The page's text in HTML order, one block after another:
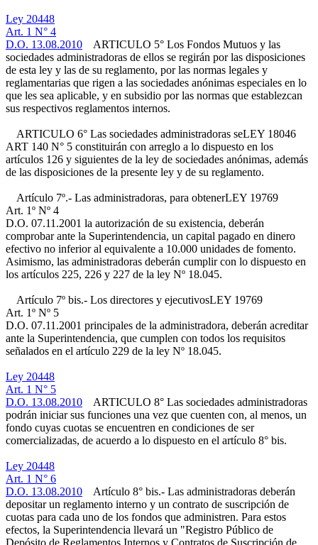
Ley 20448
Art. 1 N° 4
D.O. 13.08.2010 ARTICULO 5° Los Fondos Mutuos y las
sociedades administradoras de ellos se regirán por las disposiciones
de esta ley y las de su reglamento, por las normas legales y
reglamentarias que rigen a las sociedades anónimas especiales en lo
que les sea aplicable, y en subsidio por las normas que establezcan
sus respectivos reglamentos internos.
ARTICULO 6° Las sociedades administradoras seLEY 18046
ART 140 N° 5 constituirán con arreglo a lo dispuesto en los
artículos 126 y siguientes de la ley de sociedades anónimas, además
de las disposiciones de la presente ley y de su reglamento.
Artículo 7º.- Las administradoras, para obtenerLEY 19769
Art. 1º Nº 4
D.O. 07.11.2001 la autorización de su existencia, deberán
comprobar ante la Superintendencia, un capital pagado en dinero
efectivo no inferior al equivalente a 10.000 unidades de fomento.
Asimismo, las administradoras deberán cumplir con lo dispuesto en
los artículos 225, 226 y 227 de la ley Nº 18.045.
Artículo 7º bis.- Los directores y ejecutivosLEY 19769
Art. 1º Nº 5
D.O. 07.11.2001 principales de la administradora, deberán acreditar
ante la Superintendencia, que cumplen con todos los requisitos
señalados en el artículo 229 de la ley Nº 18.045.
Ley 20448
Art. 1 N° 5
D.O. 13.08.2010 ARTICULO 8° Las sociedades administradoras
podrán iniciar sus funciones una vez que cuenten con, al menos, un
fondo cuyas cuotas se encuentren en condiciones de ser
comercializadas, de acuerdo a lo dispuesto en el artículo 8° bis.
Ley 20448
Art. 1 N° 6
D.O. 13.08.2010 Artículo 8° bis.- Las administradoras deberán
depositar un reglamento interno y un contrato de suscripción de
cuotas para cada uno de los fondos que administren. Para estos
efectos, la Superintendencia llevará un "Registro Público de
Depósito de Reglamentos Internos y Contratos de Suscripción de